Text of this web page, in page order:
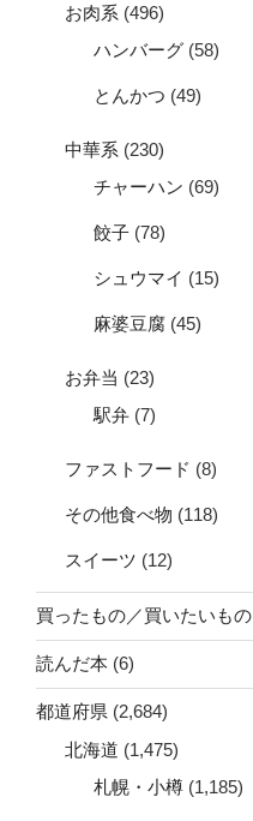
お肉系 (496)
ハンバーグ (58)
とんかつ (49)
中華系 (230)
チャーハン (69)
餃子 (78)
シュウマイ (15)
麻婆豆腐 (45)
お弁当 (23)
駅弁 (7)
ファストフード (8)
その他食べ物 (118)
スイーツ (12)
買ったもの／買いたいもの
読んだ本 (6)
都道府県 (2,684)
北海道 (1,475)
札幌・小樽 (1,185)